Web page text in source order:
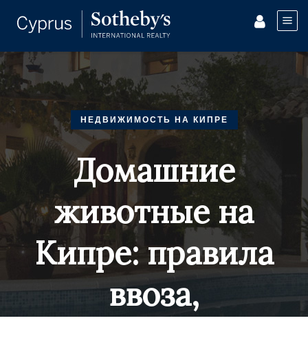
НЕДВИЖИМОСТЬ НА КИПРЕ
Домашние
животные на
Кипре: правила
ввоза,